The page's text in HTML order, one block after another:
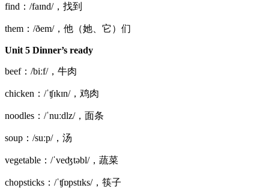
find：/faɪnd/，找到
them：/ðem/，他（她、它）们
Unit 5 Dinner’s ready
beef：/biːf/，牛肉
chicken：/ˈʧɪkɪn/，鸡肉
noodles：/ˈnuːdlz/，面条
soup：/suːp/，汤
vegetable：/ˈveʤtəbl/，蔬菜
chopsticks：/ˈʧɒpstɪks/，筷子